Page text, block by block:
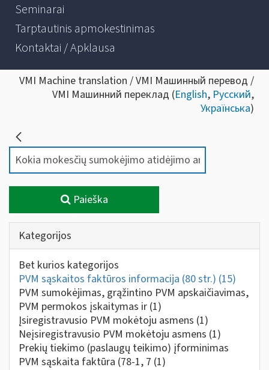
Seminarai
Tarptautinis apmokestinimas
Kontaktai / Apklausa
VMI Machine translation / VMI Машинный перевод /
VMI Машинний переклад (English, Русский,
Українська)
Paieška
Kategorijos
Bet kurios kategorijos
PVM sąskaitos faktūros informacija (80 str.) (15)
PVM sumokėjimas, grąžintino PVM apskaičiavimas,
PVM permokos įskaitymas ir (1)
Įsiregistravusio PVM mokėtoju asmens (1)
Neįsiregistravusio PVM mokėtoju asmens (1)
Prekių tiekimo (paslaugų teikimo) įforminimas
PVM sąskaita faktūra (78-1, 7 (1)